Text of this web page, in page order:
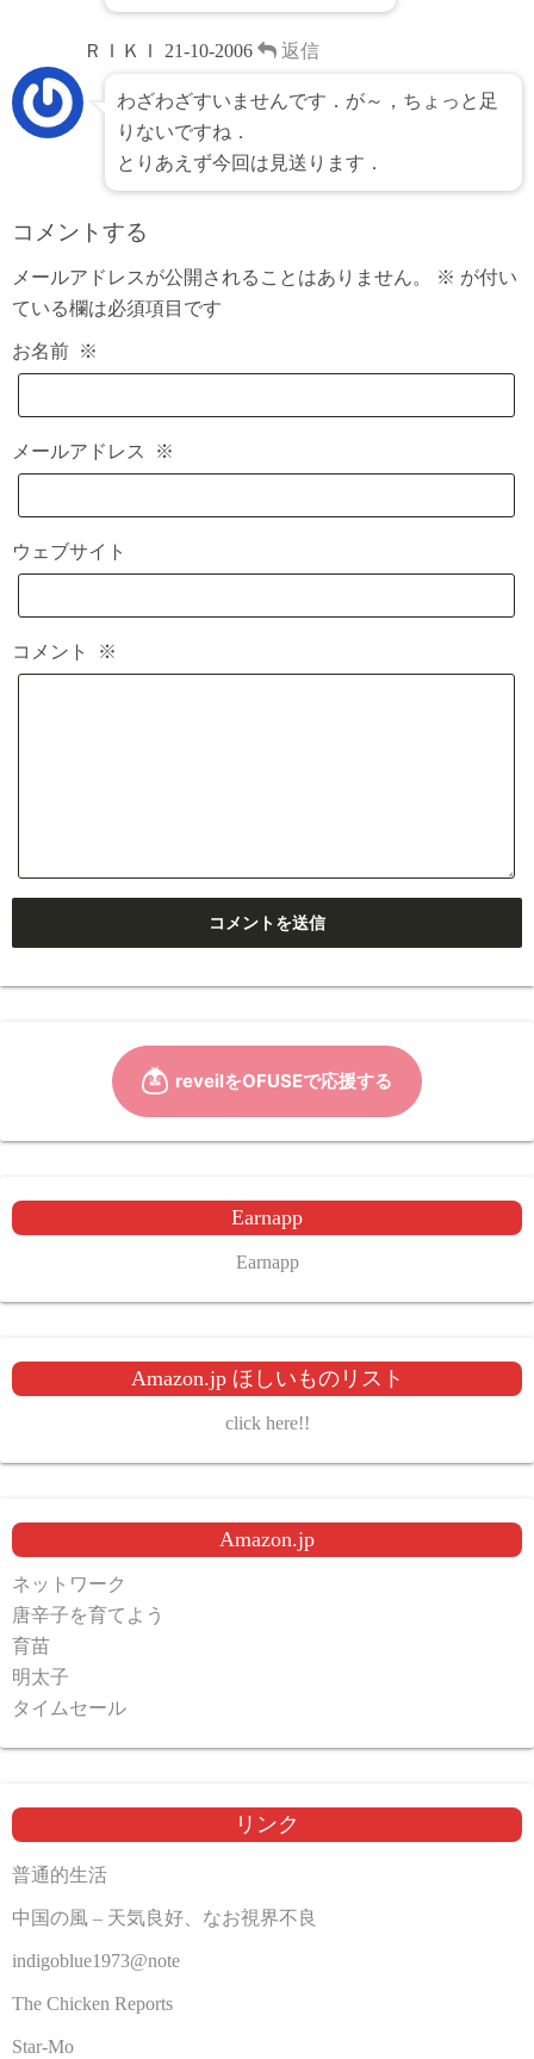
ＲＩＫＩ 21-10-2006 返信
わざわざすいませんです．が～，ちょっと足
りないですね．
とりあえず今回は見送ります．
コメントする
メールアドレスが公開されることはありません。 ※ が付い
ている欄は必須項目です
お名前 ※
メールアドレス ※
ウェブサイト
コメント ※
Earnapp
Earnapp
Amazon.jp ほしいものリスト
click here!!
Amazon.jp
ネットワーク
唐辛子を育てよう
育苗
明太子
タイムセール
リンク
普通的生活
中国の風 – 天気良好、なお視界不良
indigoblue1973@note
The Chicken Reports
Star-Mo